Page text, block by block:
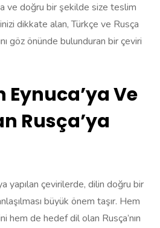
ve doğru bir şekilde size teslim
dikkate alan, Türkçe ve Rusça
göz önünde bulunduran bir çeviri
Eynuca’ya Ve
Rusça’ya
yapılan çevirilerde, dilin doğru bir
büyük önem taşır. Hem
hem de hedef dil olan Rusça’nın